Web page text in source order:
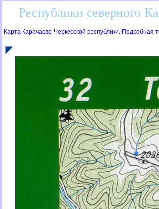
Республики северного
Карта Карачаево-Черкесской республики. Подробная